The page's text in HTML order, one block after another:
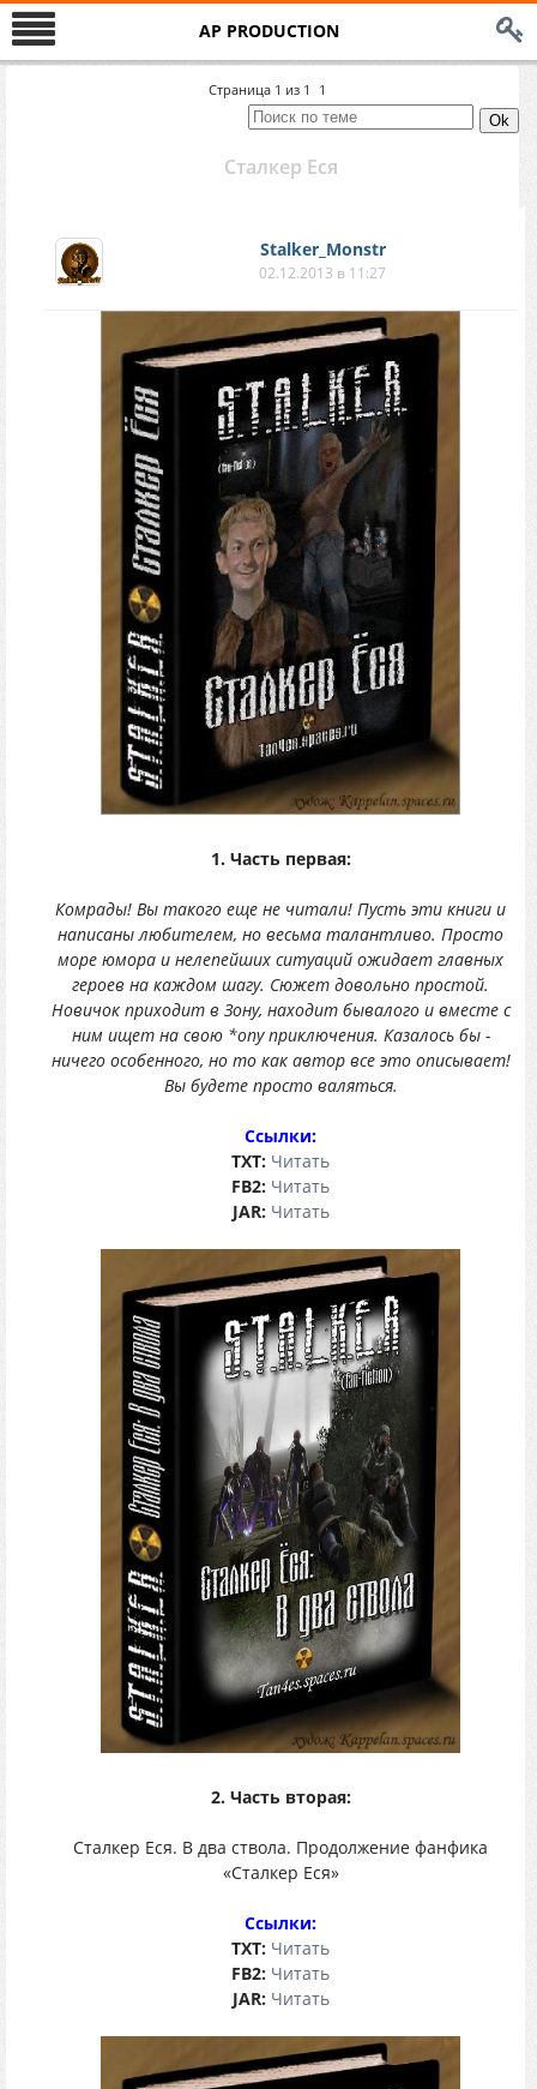
AP PRODUCTION
Страница 1 из 1 1
Сталкер Еся
Stalker_Monstr
02.12.2013 в 11:27
1. Часть первая:
Комрады! Вы такого еще не читали! Пусть эти книги и
написаны любителем, но весьма талантливо. Просто
море юмора и нелепейших ситуаций ожидает главных
героев на каждом шагу. Сюжет довольно простой.
Новичок приходит в Зону, находит бывалого и вместе с
ним ищет на свою *опу приключения. Казалось бы -
ничего особенного, но то как автор все это описывает!
Вы будете просто валяться.
Ссылки:
TХT: Читать
FB2: Читать
JAR: Читать
2. Часть вторая:
Cталкер Еся. В два ствола. Продолжение фанфика
«Сталкер Еся»
Ссылки:
TХT: Читать
FB2: Читать
JAR: Читать